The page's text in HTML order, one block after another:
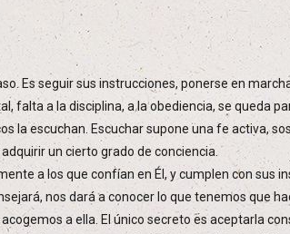
Es seguir sus instrucciones, ponerse en
falta a la disciplina, a la obediencia, se queda
la escuchan. Escuchar supone una fe activa,
un cierto grado de conciencia.
a los que confían en Él, y cumplen con sus
nos dará a conocer lo que tenemos que
a ella. El único secreto es aceptarla